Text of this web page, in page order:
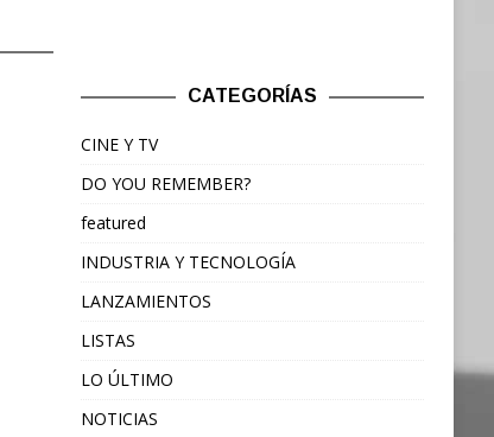
CATEGORÍAS
CINE Y TV
DO YOU REMEMBER?
featured
INDUSTRIA Y TECNOLOGÍA
LANZAMIENTOS
LISTAS
LO ÚLTIMO
NOTICIAS